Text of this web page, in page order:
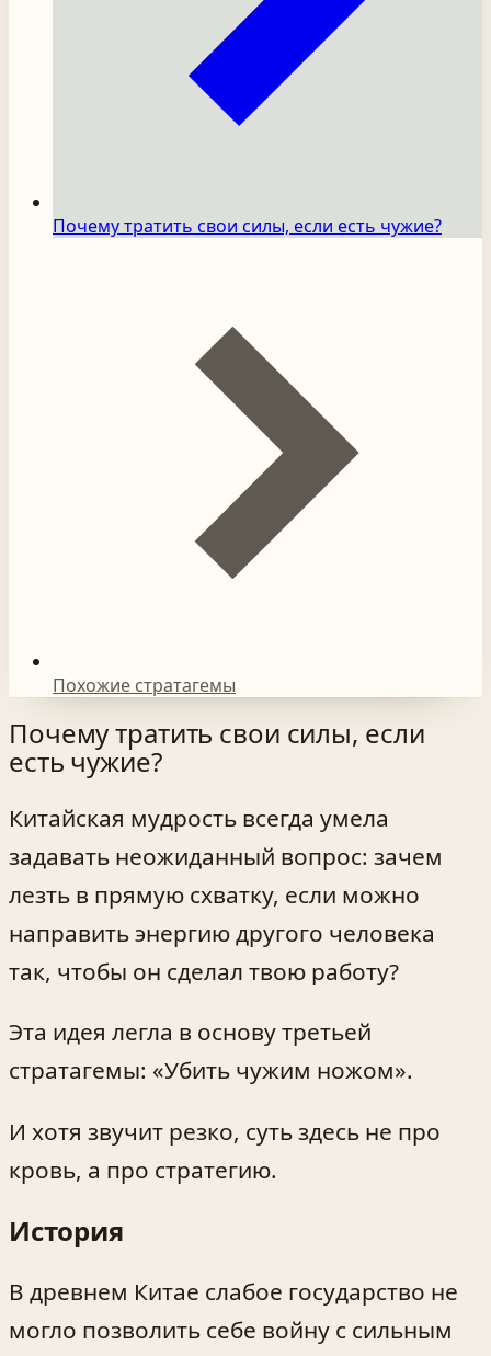
Почему тратить свои силы, если есть чужие?
Похожие стратагемы
Почему тратить свои силы, если
есть чужие?
Китайская мудрость всегда умела
задавать неожиданный вопрос: зачем
лезть в прямую схватку, если можно
направить энергию другого человека
так, чтобы он сделал твою работу?
Эта идея легла в основу третьей
стратагемы: «Убить чужим ножом».
И хотя звучит резко, суть здесь не про
кровь, а про стратегию.
История
В древнем Китае слабое государство не
могло позволить себе войну с сильным